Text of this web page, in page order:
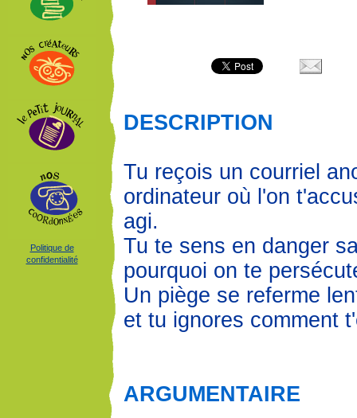
Politique de
confidentialité
DESCRIPTION
Tu reçois un courriel
ordinateur où l'on
agi.
Tu te sens en danger
pourquoi on te
Un piège se referme
et tu ignores comment
ARGUMENTAIRE